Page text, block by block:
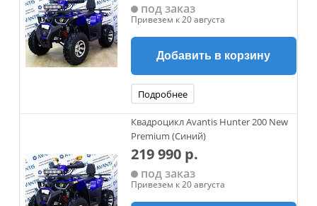
под заказ
Привезем к 20 августа
Добавить в корзину
Подробнее
Квадроцикл Avantis Hunter 200 New
Premium (Синий)
219 990 р.
под заказ
Привезем к 20 августа